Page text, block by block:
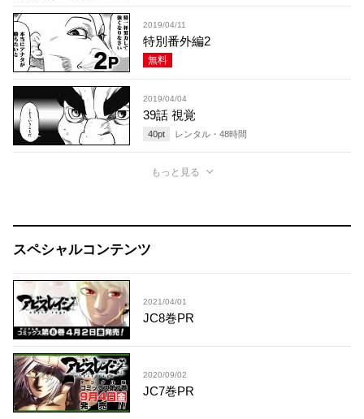
2019/04/11
特別番外編2
無料
2019/04/04
39話 視覚
40pt レンタル・ 48時間
もっと見る
スペシャルコンテンツ
2021/04/01
JC8巻PR
2020/09/02
JC7巻PR